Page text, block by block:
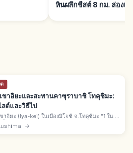
หินผลึกชีสต์ 8 กม. ล่องแก่
ขาอิยะและสะพานคาซุราบาชิ โทคุชิมะ:
ลต์และวิธีไป
าอิยะ (Iya-kei) ในเมืองมิโยชิ จ.โทคุชิมะ "1 ใน 3
ลับของญี่ปุ่น" สะพานเถาวัลย์อิยะ-โนะ-คาซุรา
→